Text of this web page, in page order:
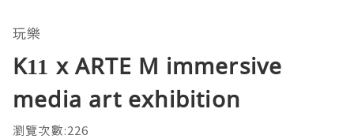
玩樂
K11 x ARTE M immersive
media art exhibition
瀏覽次數:226